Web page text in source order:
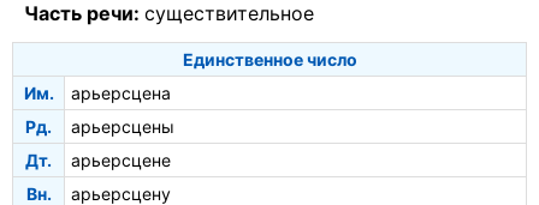
Часть речи: существительное
Единственное число
Им.
арьерсцена
Рд.
арьерсцены
Дт.
арьерсцене
Вн.
арьерсцену